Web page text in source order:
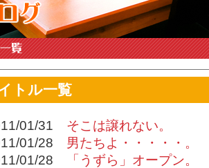
トル一覧
01/31 そこは譲れない。
01/28 男たちよ・・・・・。
01/28
「うずら」オープン。